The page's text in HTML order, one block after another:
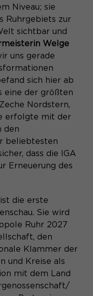
Backend
die Rechte besitzt
auf der
ohne
Daten.
Niveau; sie
Ruhrgebiets zur
sichtbar und
Welge
uns gerade
sich hier ab
eine der größten
Nordstern,
erfolgte mit der
den
beliebtesten
dass die IGA
Erneuerung des
die erste
Sie wird
Ruhr 2027
den
Klammer der
und Kreise als
mit dem Land